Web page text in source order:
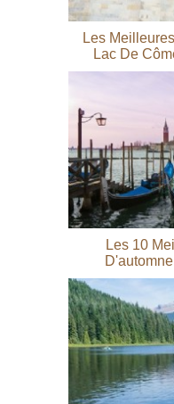
Les
Lac De
Les 10